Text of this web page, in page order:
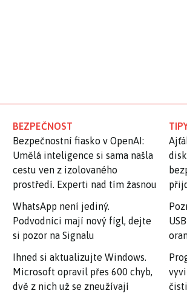
BEZPEČNOST
Bezpečnostní fiasko v OpenAI:
Umělá inteligence si sama našla
cestu ven z izolovaného
prostředí. Experti nad tím žasnou
WhatsApp není jediný.
Podvodníci mají nový fígl, dejte
si pozor na Signalu
Ihned si aktualizujte Windows.
Microsoft opravil přes 600 chyb,
dvě z nich už se zneužívají